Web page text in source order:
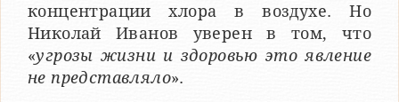
концентрации хлора в воздухе. Но
Николай Иванов уверен в том, что
«угрозы жизни и здоровью это явление
не представляло».